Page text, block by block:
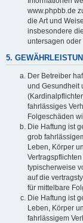
www.phpbb.de
die Art und
insbesondere
untersagen oder
5.
Der Betreiber
und Gesundheit
fahrlässiges
Folgeschäden
Die Haftung ist
grob
Leben, Körper
typischerweise
auf die
für mittelbare
Die Haftung ist
Leben, Körper
fahrlässigem